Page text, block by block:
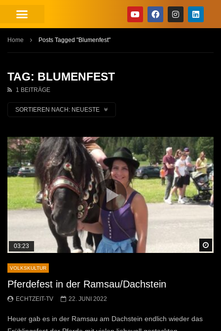
Home Posts Tagged "Blumenfest"
TAG: BLUMENFEST
1 BEITRÄGE
SORTIEREN NACH: NEUESTE
03:23
VOLKSKULTUR
Pferdefest in der Ramsau/Dachstein
ECHTZEIT-TV 22. JUNI 2022
Heuer gab es in der Ramsau am Dachstein endlich wieder das